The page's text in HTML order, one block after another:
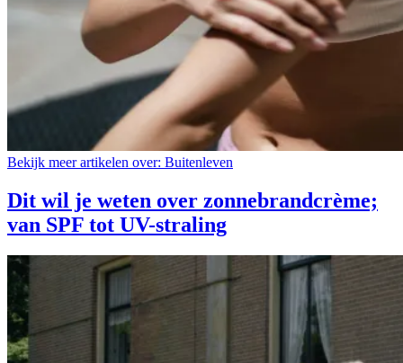
Bekijk meer artikelen over: Buitenleven
Dit wil je weten over zonnebrandcrème;
van SPF tot UV-straling